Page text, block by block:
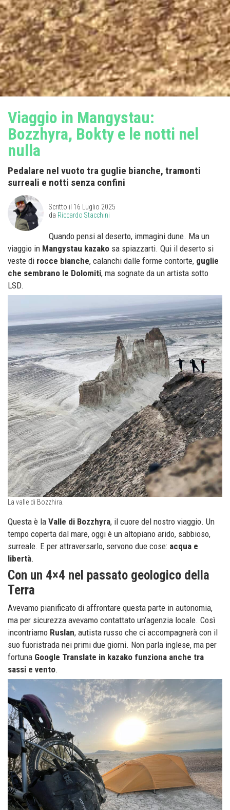
Viaggio in Mangystau:
Bozzhyra, Bokty e le notti nel
nulla
Pedalare nel vuoto tra guglie bianche, tramonti
surreali e notti senza confini
Scritto il 16 Luglio 2025
da Riccardo Stacchini
Quando pensi al deserto, immagini dune. Ma un
viaggio in Mangystau kazako sa spiazzarti. Qui il deserto si
veste di rocce bianche, calanchi dalle forme contorte, guglie
che sembrano le Dolomiti, ma sognate da un artista sotto
LSD.
La valle di Bozzhira.
Questa è la Valle di Bozzhyra, il cuore del nostro viaggio. Un
tempo coperta dal mare, oggi è un altopiano arido, sabbioso,
surreale. E per attraversarlo, servono due cose: acqua e
libertà.
Con un 4×4 nel passato geologico della
Terra
Avevamo pianificato di affrontare questa parte in autonomia,
ma per sicurezza avevamo contattato un’agenzia locale. Così
incontriamo Ruslan, autista russo che ci accompagnerà con il
suo fuoristrada nei primi due giorni. Non parla inglese, ma per
fortuna Google Translate in kazako funziona anche tra
sassi e vento.